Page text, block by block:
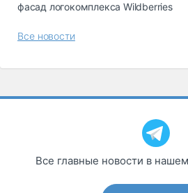
фасад логокомплекса Wildberries
Все новости
Все главные новости в